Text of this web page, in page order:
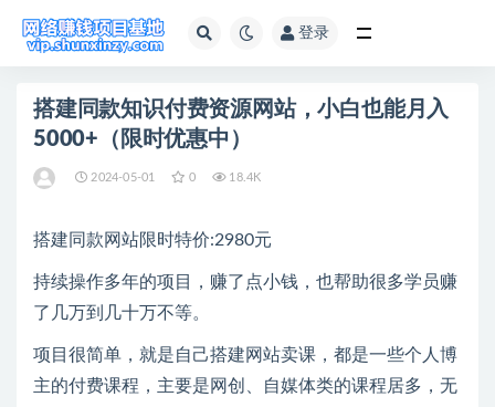
登录
搭建同款知识付费资源网站，小白也能月入
5000+（限时优惠中）
2024-05-01 0 18.4K
搭建同款网站限时特价:2980元
持续操作多年的项目，赚了点小钱，也帮助很多学员赚
了几万到几十万不等。
项目很简单，就是自己搭建网站卖课，都是一些个人博
主的付费课程，主要是网创、自媒体类的课程居多，无